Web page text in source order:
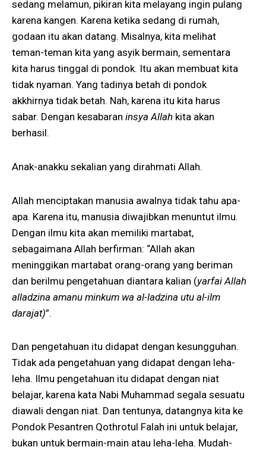
sedang melamun, pikiran kita melayang ingin pulang
karena kangen. Karena ketika sedang di rumah,
godaan itu akan datang. Misalnya, kita melihat
teman-teman kita yang asyik bermain, sementara
kita harus tinggal di pondok. Itu akan membuat kita
tidak nyaman. Yang tadinya betah di pondok
akkhirnya tidak betah. Nah, karena itu kita harus
sabar. Dengan kesabaran insya Allah kita akan
berhasil.
Anak-anakku sekalian yang dirahmati Allah.
Allah menciptakan manusia awalnya tidak tahu apa-
apa. Karena itu, manusia diwajibkan menuntut ilmu.
Dengan ilmu kita akan memiliki martabat,
sebagaimana Allah berfirman: “Allah akan
meninggikan martabat orang-orang yang beriman
dan berilmu pengetahuan diantara kalian (yarfai Allah
alladzina amanu minkum wa al-ladzina utu al-ilm
darajat)”.
Dan pengetahuan itu didapat dengan kesungguhan.
Tidak ada pengetahuan yang didapat dengan leha-
leha. Ilmu pengetahuan itu didapat dengan niat
belajar, karena kata Nabi Muhammad segala sesuatu
diawali dengan niat. Dan tentunya, datangnya kita ke
Pondok Pesantren Qothrotul Falah ini untuk belajar,
bukan untuk bermain-main atau leha-leha. Mudah-